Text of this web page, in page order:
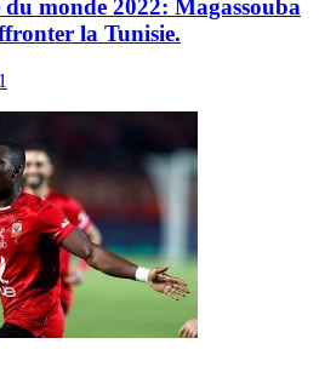
du monde 2022: Magassouba
la Tunisie.
1